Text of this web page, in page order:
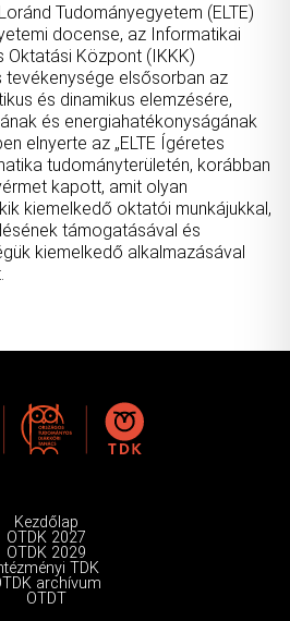
Tudományegyetem (ELTE)
docense, az Informatikai
Központ (IKKK)
tevékenysége elsősorban az
és dinamikus elemzésére,
és energiahatékonyságának
elnyerte az „ELTE Ígéretes
tudományterületén, korábban
kapott, amit olyan
kiemelkedő oktatói munkájukkal,
támogatásával és
kiemelkedő alkalmazásával
Kezdőlap
OTDK 2027
OTDK 2029
TDK
archívum
OTDT